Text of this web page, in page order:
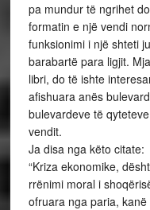
pa mundur të ngrihet
formatin e një vendi
funksionimi i një shteti
barabartë para ligjit.
libri, do të ishte
afishuara anës
bulevardeve të
vendit.
Ja disa nga këto citate:
“Kriza ekonomike,
rrënimi moral i
ofruara nga paria,